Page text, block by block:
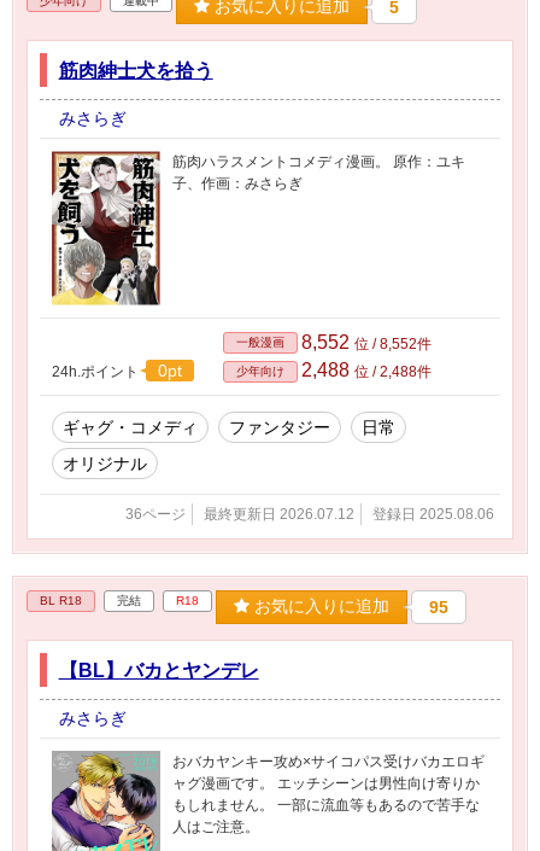
お気に入りに追加 5
筋肉紳士犬を拾う
みさらぎ
筋肉ハラスメントコメディ漫画。 原作：ユキ
子、作画：みさらぎ
24h.ポイント 0pt
一般漫画 8,552 位 / 8,552件
少年向け 2,488 位 / 2,488件
ギャグ・コメディ ファンタジー
日常
オリジナル
36ページ 最終更新日 2026.07.12 登録日 2025.08.06
BL R18 完結 R18 お気に入りに追加 95
【BL】バカとヤンデレ
みさらぎ
おバカヤンキー攻め×サイコパス受けバカエロギ
ャグ漫画です。 エッチシーンは男性向け寄りか
もしれません。 一部に流血等もあるので苦手な
人はご注意。